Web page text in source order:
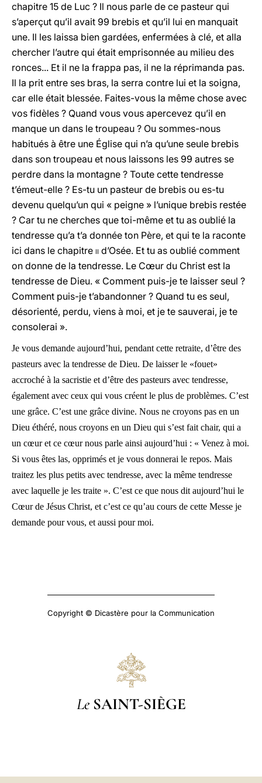
chapitre 15 de Luc ? Il nous parle de ce pasteur qui
s’aperçut qu’il avait 99 brebis et qu’il lui en manquait
une. Il les laissa bien gardées, enfermées à clé, et alla
chercher l’autre qui était emprisonnée au milieu des
ronces... Et il ne la frappa pas, il ne la réprimanda pas.
Il la prit entre ses bras, la serra contre lui et la soigna,
car elle était blessée. Faites-vous la même chose avec
vos fidèles ? Quand vous vous apercevez qu’il en
manque un dans le troupeau ? Ou sommes-nous
habitués à être une Église qui n’a qu’une seule brebis
dans son troupeau et nous laissons les 99 autres se
perdre dans la montagne ? Toute cette tendresse
t’émeut-elle ? Es-tu un pasteur de brebis ou es-tu
devenu quelqu’un qui « peigne » l’unique brebis restée
? Car tu ne cherches que toi-même et tu as oublié la
tendresse qu’a t’a donnée ton Père, et qui te la raconte
ici dans le chapitre ii d’Osée. Et tu as oublié comment
on donne de la tendresse. Le Cœur du Christ est la
tendresse de Dieu. « Comment puis-je te laisser seul ?
Comment puis-je t’abandonner ? Quand tu es seul,
désorienté, perdu, viens à moi, et je te sauverai, je te
consolerai ».
Je vous demande aujourd’hui, pendant cette retraite, d’être des
pasteurs avec la tendresse de Dieu. De laisser le «fouet»
accroché à la sacristie et d’être des pasteurs avec tendresse,
également avec ceux qui vous créent le plus de problèmes. C’est
une grâce. C’est une grâce divine. Nous ne croyons pas en un
Dieu éthéré, nous croyons en un Dieu qui s’est fait chair, qui a
un cœur et ce cœur nous parle ainsi aujourd’hui : « Venez à moi.
Si vous êtes las, opprimés et je vous donnerai le repos. Mais
traitez les plus petits avec tendresse, avec la même tendresse
avec laquelle je les traite ». C’est ce que nous dit aujourd’hui le
Cœur de Jésus Christ, et c’est ce qu’au cours de cette Messe je
demande pour vous, et aussi pour moi.
Copyright © Dicastère pour la Communication
Le SAINT-SIÈGE